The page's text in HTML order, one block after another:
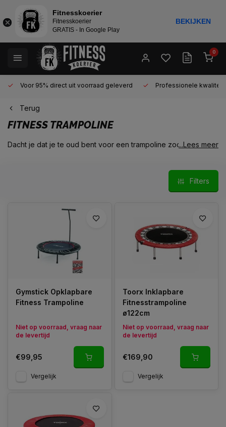
0
Voor 95% direct uit voorraad geleverd Professionele kwaliteit
Terug
FITNESS TRAMPOLINE
Dacht je dat je te oud bent voor een trampoline zodra je de
een fitness trampoline, vandaar dat het geen wonder is dat
fitness trampolines
zo populair geworden zijn. Behalve dat
het leuk is en een goede manier om je uithoudingsvermogen
te vergroten brengt het trampoline springen op een
fitness
trampolinenog meer voordelen met zich mee. Een van de
minder bekende voordelen van trampoline springen, maar één
die de meeste dames wel zal aanspreken, is dat het springen
fitness trampoline
...Lees meer
Filters
Gymstick Opklapbare
Fitness Trampoline
Niet op voorraad, vraag naar
de levertijd
€99,95
Vergelijk
Toorx Inklapbare
Fitnesstrampoline
ø122cm
Niet op voorraad, vraag naar
de levertijd
€169,90
Vergelijk
Fitnesskoerier
Fitnesskoerier
GRATIS - In Google Play
BEKIJKEN